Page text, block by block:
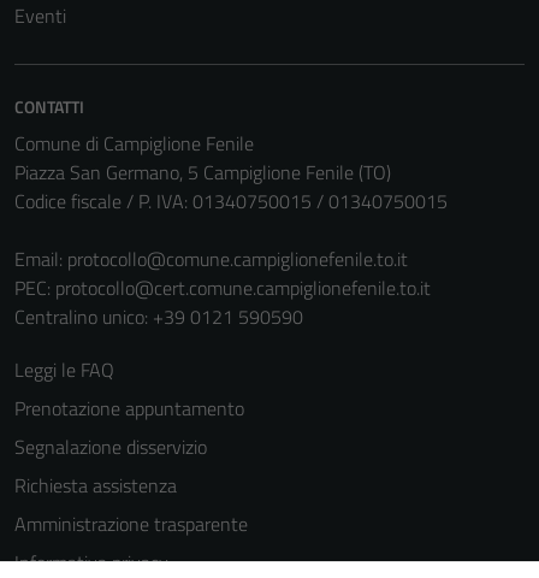
Eventi
CONTATTI
Comune di Campiglione Fenile
Piazza San Germano, 5 Campiglione Fenile (TO)
Codice fiscale / P. IVA: 01340750015 / 01340750015
Email: protocollo@comune.campiglionefenile.to.it
PEC: protocollo@cert.comune.campiglionefenile.to.it
Centralino unico: +39 0121 590590
Leggi le FAQ
Prenotazione appuntamento
Segnalazione disservizio
Richiesta assistenza
Amministrazione trasparente
Informativa privacy
possono
non raccolgono
informazioni